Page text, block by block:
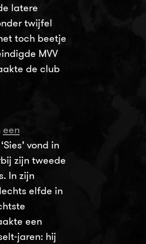
latere
twijfel
toch beetje
MVV
de club
een
vond in
zijn tweede
In zijn
elfde in
een
jaren: hij